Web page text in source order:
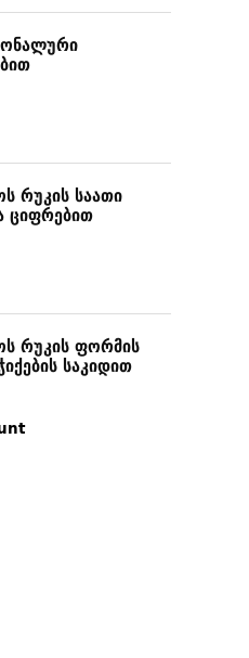
რუკის საათი
ციფრებით
რუკის ფორმის
საკიდით